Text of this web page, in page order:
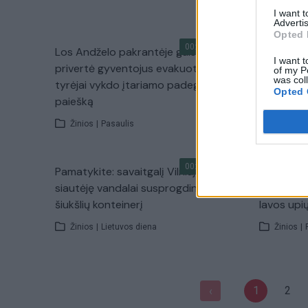
I want
Opted
I want
of my
was
Opted
00:01:29
Los Andželo pakrantėje gaisras
privertė gyventojus evakuotis:
tyrėjai vykdo įtariamo padegėjo
paiešką
Žinios Pasaulis
gaisrai:
hektarų
Žinios |
00:00:46
Pamatykite: savaitgalį Vilniuje
siautėję vandalai susprogdino
šiukšlių konteinerį
Žinios Lietuvos diena
lavos
Žinios
‹ 1 2